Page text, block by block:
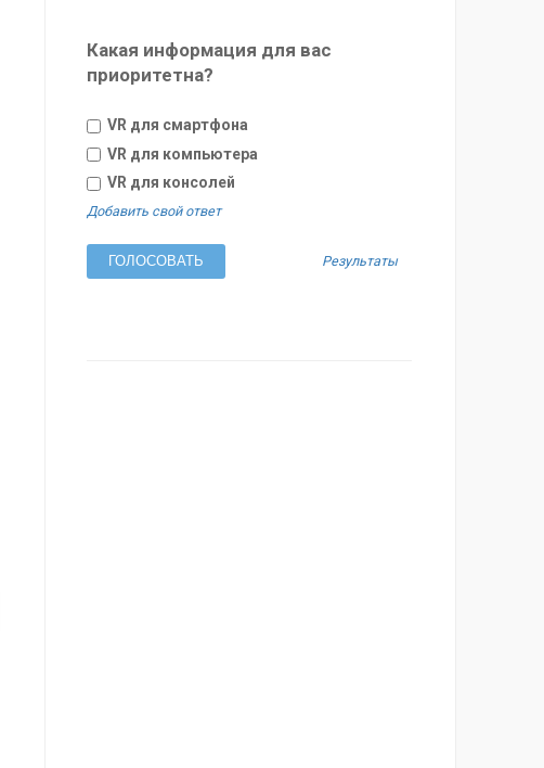
Какая информация для вас
приоритетна?
VR для смартфона
VR для компьютера
VR для консолей
Добавить свой ответ
Результаты